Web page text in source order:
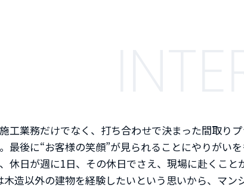
工業務だけでなく、打ち合わせで決まった間取り
後に“お客様の笑顔”が見られることにやりがい
休日が週に1日、その休日でさえ、現場に赴くこと
造以外の建物を経験したいという思いから、マン